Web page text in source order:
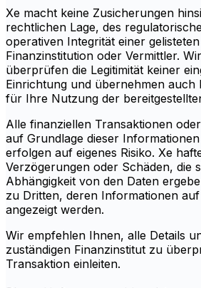
Xe macht keine Zusicherungen
rechtlichen Lage, des
operativen Integrität einer
Finanzinstitution oder Vermittler.
überprüfen die Legitimität keiner
Einrichtung und übernehmen auch
für Ihre Nutzung der
Alle finanziellen Transaktionen
auf Grundlage dieser
erfolgen auf eigenes Risiko. Xe
Verzögerungen oder Schäden, die
Abhängigkeit von den Daten
zu Dritten, deren Informationen auf
angezeigt werden.
Wir empfehlen Ihnen, alle Details
zuständigen Finanzinstitut zu
Transaktion einleiten.